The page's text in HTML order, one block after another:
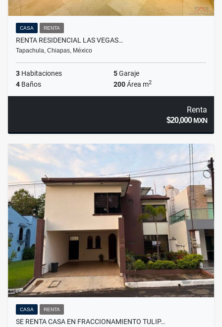
CASA RENTA
RENTA RESIDENCIAL LAS VEGAS…
Tapachula, Chiapas, México
3 Habitaciones 5Garaje
4 Baños 200Área m2
Renta
$20,000MXN
CASA RENTA
SE RENTA CASA EN FRACCIONAMIENTO TULIP…